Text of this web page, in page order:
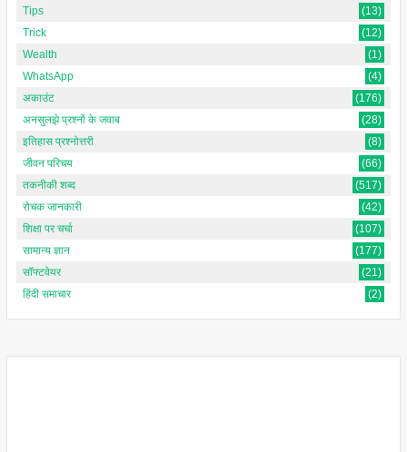
Tips
(13)
Trick
(12)
Wealth
(1)
WhatsApp
(4)
अकाउंट
(176)
अनसुलझे प्रश्नों के जवाब
(28)
इतिहास प्रश्नोत्तरी
(8)
जीवन परिचय
(66)
तकनीकी शब्द
(517)
रोचक जानकारी
(42)
शिक्षा पर चर्चा
(107)
सामान्य ज्ञान
(177)
सॉफ्टवेयर
(21)
हिंदी समाचार
(2)